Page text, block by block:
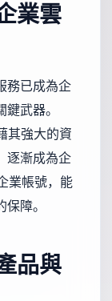
業雲
務已成為企
武器。
其強大的資
逐漸成為企
業帳號，能
障。
品與